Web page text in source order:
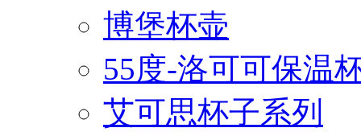
博堡杯壶
55度-洛可可保温
艾可思杯子系列